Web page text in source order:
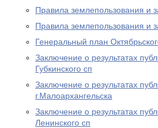
Правила землепользования и
Правила землепользования и
Генеральный план
Заключение о результатах
Губкинского сп
Заключение о результатах
г.Малоархангельска
Заключение о результатах
Ленинского сп